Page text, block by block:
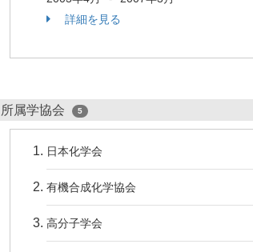
詳細を見る
所属学協会 5
日本化学会
有機合成化学協会
高分子学会